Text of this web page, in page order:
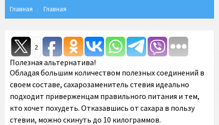
Главная Главная
2
Полезная альтернатива!
Обладая большим количеством полезных соединений в
своем составе, сахарозаменитель стевия идеально
подходит приверженцам правильного питания и тем,
кто хочет похудеть. Отказавшись от сахара в пользу
стевии, можно скинуть до 10 килограммов.